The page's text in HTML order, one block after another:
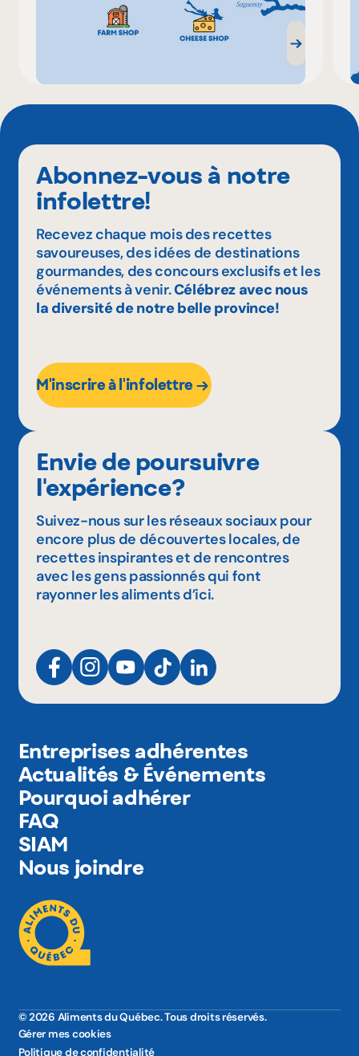
Abonnez-vous à notre
infolettre!
Recevez chaque mois des recettes
savoureuses, des idées de destinations
gourmandes, des concours exclusifs et les
événements à venir.Célébrez avec nous
la diversité de notre belle province!
M'inscrire à l'infolettre
Envie de poursuivre
l'expérience?
Suivez-nous sur les réseaux sociaux pour
encore plus de découvertes locales, de
recettes inspirantes et de rencontres
avec les gens passionnés qui font
rayonner les aliments d’ici.
Entreprises adhérentes
Actualités & Événements
Pourquoi adhérer
FAQ
SIAM
Nous joindre
© 2026 Aliments du Québec. Tous droits réservés.
Gérer mes cookies
Politique de confidentialité